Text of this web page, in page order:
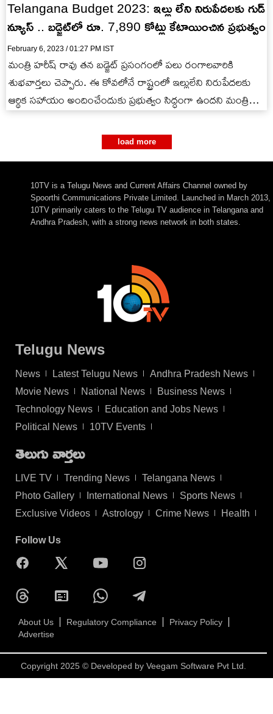
Telangana Budget 2023: ఇల్లు లేని నిరుపేదలకు గుడ్
న్యూస్ .. బడ్జెట్‌లో రూ. 7,890 కోట్లు కేటాయించిన ప్రభుత్వం
February 6, 2023 / 01:27 PM IST
మంత్రి హరీష్ రావు తన బడ్జెట్ ప్రసంగంలో పలు రంగాలవారికి
శుభవార్తలు చెప్పారు. ఈ కోవలోనే రాష్ట్రంలో ఇల్లులేని నిరుపేదలకు
ఆర్థిక సహాయం అందించేందుకు ప్రభుత్వం సిద్ధంగా ఉందని మంత్రి
load more
10TV is a Telugu News and Current Affairs Channel owned by
Spoorthi Communications Private Limited. Launched in March 2013,
10TV primarily caters to the Telugu TV audience in Telangana and
Andhra Pradesh, with a strong news network in both states.
Telugu News
News Latest Telugu News
Andhra Pradesh News
Movie News
National News
Business News
Technology News
Education and Jobs News
Political News
10TV Events
తెలుగు వార్తలు
LIVE TV Trending News
Telangana News
Photo Gallery
International News
Sports News
Exclusive Videos
Astrology Crime News Health
Follow Us
About Us Regulatory Compliance
Privacy Policy
Advertise
Copyright 2025 © Developed by Veegam Software Pvt Ltd.